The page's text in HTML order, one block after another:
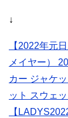
↓
【2022年元
メイヤー）
カー ジャケ
ット スウェ
【